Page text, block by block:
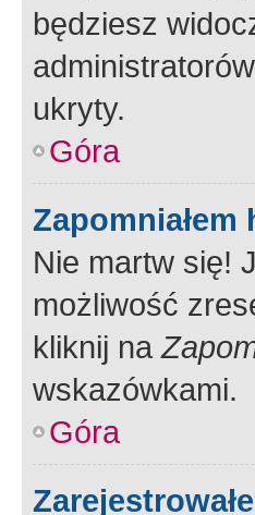
będziesz
ukryty.
Góra
Zapomniałem
Nie martw się!
możliwość
kliknij na
wskazówkami.
Góra